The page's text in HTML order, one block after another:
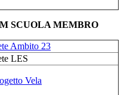
SCUOLA MEMBRO
Ambito 23
LES
Vela